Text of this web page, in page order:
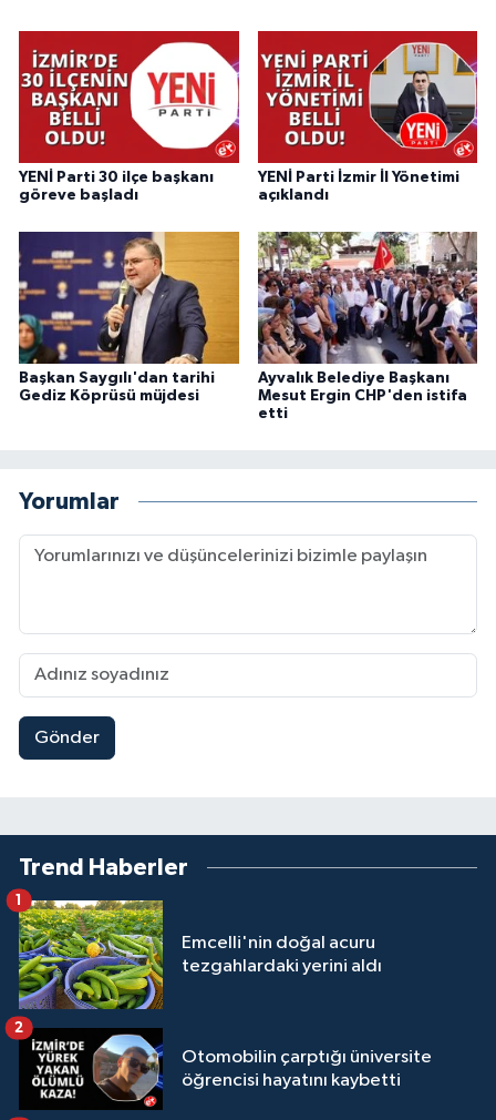
YENİ Parti 30 ilçe başkanı
göreve başladı
YENİ Parti İzmir İl Yönetimi
açıklandı
Başkan Saygılı'dan tarihi
Gediz Köprüsü müjdesi
Ayvalık Belediye Başkanı
Mesut Ergin CHP'den istifa
etti
Yorumlar
Gönder
Trend Haberler
Emcelli'nin doğal acuru
tezgahlardaki yerini aldı
1
Otomobilin çarptığı üniversite
öğrencisi hayatını kaybetti
2